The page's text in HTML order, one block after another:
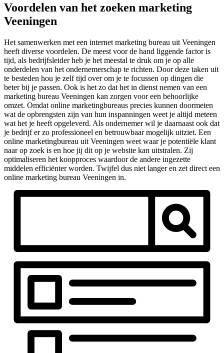
Voordelen van het zoeken marketing
Veeningen
Het samenwerken met een internet marketing bureau uit Veeningen
heeft diverse voordelen. De meest voor de hand liggende factor is
tijd, als bedrijfsleider heb je het meestal te druk om je op alle
onderdelen van het ondernemerschap te richten. Door deze taken uit
te besteden hou je zelf tijd over om je te focussen op dingen die
beter bij je passen. Ook is het zo dat het in dienst nemen van een
marketing bureau Veeningen kan zorgen voor een behoorlijke
omzet. Omdat online marketingbureaus precies kunnen doormeten
wat de opbrengsten zijn van hun inspanningen weet je altijd meteen
wat het je heeft opgeleverd. Als ondernemer wil je daarnaast ook dat
je bedrijf er zo professioneel en betrouwbaar mogelijk uitziet. Een
online marketingbureau uit Veeningen weet waar je potentiële klant
naar op zoek is en hoe jij dit op je website kan uitstralen. Zij
optimaliseren het koopproces waardoor de andere ingezette
middelen efficiënter worden. Twijfel dus niet langer en zet direct een
online marketing bureau Veeningen in.